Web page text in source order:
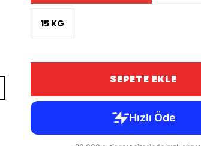
15 KG
SEPETE EKLE